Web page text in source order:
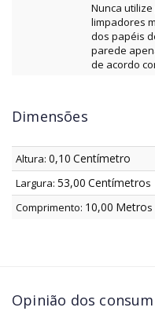
Nunca
limpadores
dos papéis
parede
de acordo
Dimensões
Altura: 0,10 Centímetro
Largura: 53,00 Centímetros
Comprimento: 10,00 Metros
Opinião dos